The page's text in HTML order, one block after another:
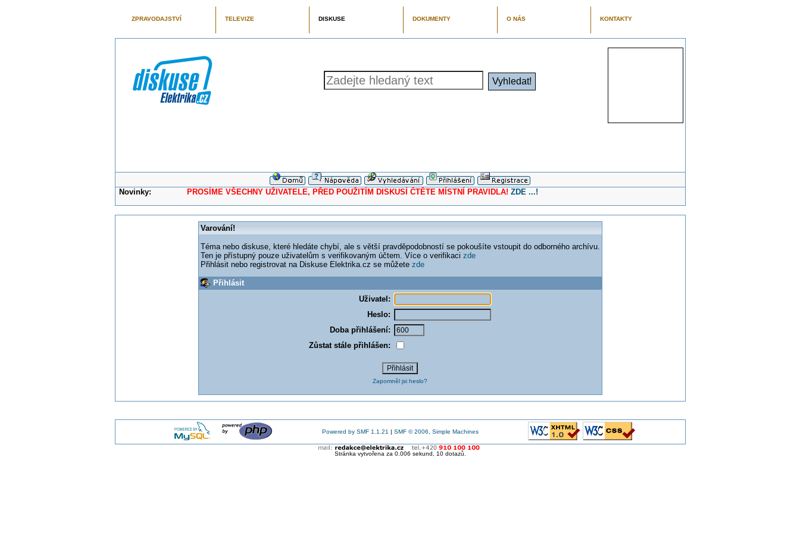
ZPRAVODAJSTVÍ TELEVIZE DISKUSE DOKUMENTY O NÁS KONTAKTY
Novinky: PROSÍME VŠECHNY UŽIVATELE, PŘED POUŽITÍM DISKUSÍ ČTĚTE MÍSTNÍ PRAVIDLA! ZDE ...!
Varování!
Téma nebo diskuse, které hledáte chybí, ale s větší pravděpodobností se pokoušíte vstoupit do odborného archívu.
Ten je přístupný pouze uživatelům s verifikovaným účtem. Více o verifikaci zde
Přihlásit nebo registrovat na Diskuse Elektrika.cz se můžete zde
Přihlásit
Uživatel:
Heslo:
Doba přihlášení:
Zůstat stále přihlášen:
Zapomněl jsi heslo?
Powered by SMF 1.1.21 | SMF © 2006, Simple Machines
Stránka vytvořena za 0.006 sekund, 10 dotazů.